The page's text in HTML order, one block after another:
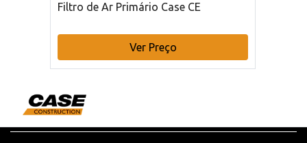
Filtro de Ar Primário Case CE
Ver Preço